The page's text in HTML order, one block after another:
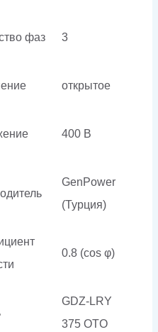
фаз 3
открытое
400 В
GenPower
(Турция)
0.8 (cos φ)
GDZ-LRY
375 OTO